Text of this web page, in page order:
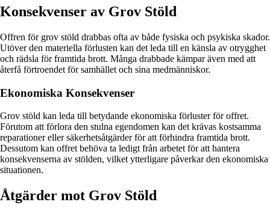
Konsekvenser av Grov Stöld
Offren för grov stöld drabbas ofta av både fysiska och psykiska skador.
Utöver den materiella förlusten kan det leda till en känsla av otrygghet
och rädsla för framtida brott. Många drabbade kämpar även med att
återfå förtroendet för samhället och sina medmänniskor.
Ekonomiska Konsekvenser
Grov stöld kan leda till betydande ekonomiska förluster för offret.
Förutom att förlora den stulna egendomen kan det krävas kostsamma
reparationer eller säkerhetsåtgärder för att förhindra framtida brott.
Dessutom kan offret behöva ta ledigt från arbetet för att hantera
konsekvenserna av stölden, vilket ytterligare påverkar den ekonomiska
situationen.
Åtgärder mot Grov Stöld